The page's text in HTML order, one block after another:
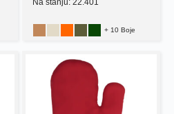
Na stanju: 22.401
+ 10 Boje